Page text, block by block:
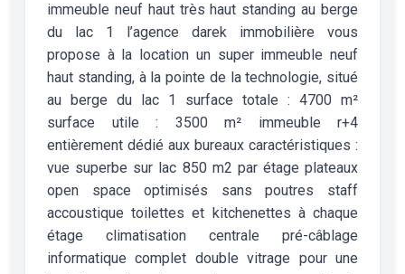
immeuble neuf haut très haut standing au berge
du lac 1 l’agence darek immobilière vous
propose à la location un super immeuble neuf
haut standing, à la pointe de la technologie, situé
au berge du lac 1 surface totale : 4700 m²
surface utile : 3500 m² immeuble r+4
entièrement dédié aux bureaux caractéristiques :
vue superbe sur lac 850 m2 par étage plateaux
open space optimisés sans poutres staff
accoustique toilettes et kitchenettes à chaque
étage climatisation centrale pré-câblage
informatique complet double vitrage pour une